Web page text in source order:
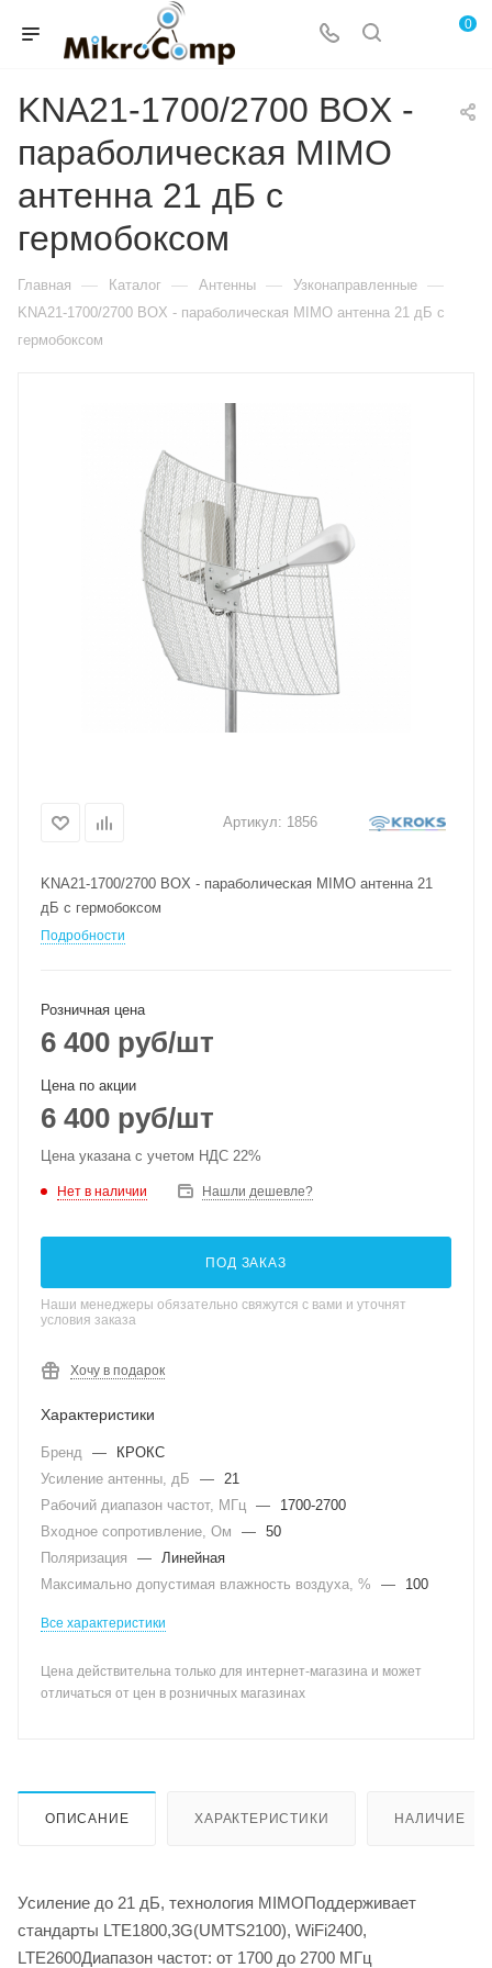
0
KNA21-1700/2700 BOX -
параболическая MIMO
антенна 21 дБ с
гермобоксом
Главная — Каталог — Антенны — Узконаправленные —
KNA21-1700/2700 BOX - параболическая MIMO антенна 21 дБ с
гермобоксом
Артикул: 1856
KNA21-1700/2700 BOX - параболическая MIMO антенна 21
дБ с гермобоксом
Подробности
Розничная цена
6 400 руб/шт
Цена по акции
6 400 руб/шт
Цена указана с учетом НДС 22%
Нет в наличии Нашли дешевле?
ПОД ЗАКАЗ
Наши менеджеры обязательно свяжутся с вами и уточнят
условия заказа
Хочу в подарок
Характеристики
Бренд —
КРОКС
Усиление антенны, дБ
— 21
Рабочий диапазон частот, МГц —
1700-2700
Входное сопротивление, Ом
— 50
Поляризация
— Линейная
Максимально допустимая влажность воздуха, %
— 100
Все характеристики
Цена действительна только для интернет-магазина и может
отличаться от цен в розничных магазинах
ОПИСАНИЕ ХАРАКТЕРИСТИКИ НАЛИЧИЕ
Усиление до 21 дБ, технология MIMOПоддерживает
стандарты LTE1800,3G(UMTS2100), WiFi2400,
LTE2600Диапазон частот: от 1700 до 2700 МГц